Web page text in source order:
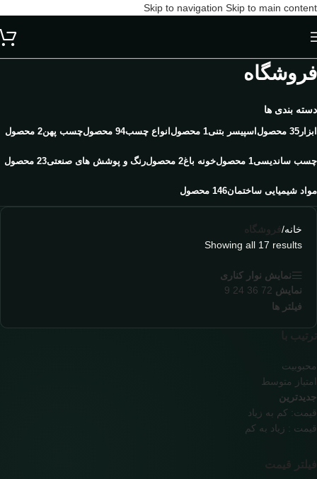
Skip to navigation Skip to main content
فروشگاه
دسته بندی ها
ابزار 35 محصول اسپیسر بتنی1 محصول انواع چسب94 محصول چسب پهن2 محصول
چسب ساندیسی1 محصول خونه باغ2 محصول رنگ و پوشش های صنعتی23 محصول
مواد شیمیایی ساختمان146 محصول
خانه/ فروشگاه
Showing all 17 results
نمایش نوار کناری
نمایش 72
36
24
9
فیلتر ها
ترتیب با
محبوبیت
امتیاز متوسط
جدیدترین
قیمت: کم به زیاد
قیمت : زیاد به کم
فیلتر قیمت